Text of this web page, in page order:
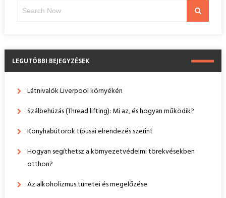
Search
LEGUTÓBBI BEJEGYZÉSEK
Látnivalók Liverpool környékén
Szálbehúzás (Thread lifting): Mi az, és hogyan működik?
Konyhabútorok típusai elrendezés szerint
Hogyan segíthetsz a környezetvédelmi törekvésekben
otthon?
Az alkoholizmus tünetei és megelőzése